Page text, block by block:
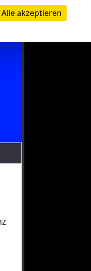
Alle akzeptieren